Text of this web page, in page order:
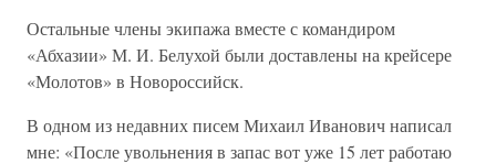
Остальные члены экипажа вместе с командиром
«Абхазии» М. И. Белухой были доставлены на крейсере
«Молотов» в Новороссийск.
В одном из недавних писем Михаил Иванович написал
мне: «После увольнения в запас вот уже 15 лет работаю